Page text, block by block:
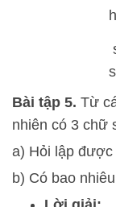
Bài tập 5. Từ
nhiên có 3 chữ
a) Hỏi lập
b) Có bao